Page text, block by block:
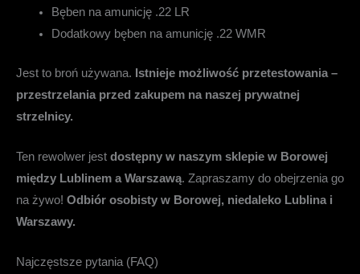
Bęben na amunicję .22 LR
Dodatkowy bęben na amunicję .22 WMR
Jest to broń używana. Istnieje możliwość przetestowania –
przestrzelania przed zakupem na naszej prywatnej
strzelnicy.
Ten rewolwer jest dostępny w naszym sklepie w Borowej
między Lublinem a Warszawą. Zapraszamy do obejrzenia go
na żywo! Odbiór osobisty w Borowej, niedaleko Lublina i
Warszawy.
Najczęstsze pytania (FAQ)